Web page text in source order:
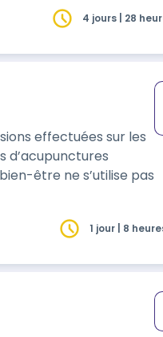
4 jours | 28
effectuées sur les
d’acupunctures
1 jour | 8